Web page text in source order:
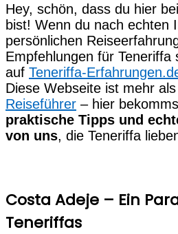
Hey, schön, dass du hier
bist! Wenn du nach echten
persönlichen
Empfehlungen für Teneriffa
auf Teneriffa-
Diese Webseite ist mehr
Reiseführer – hier
praktische Tipps und
von uns, die Teneriffa
Costa Adeje – Ein
Teneriffas